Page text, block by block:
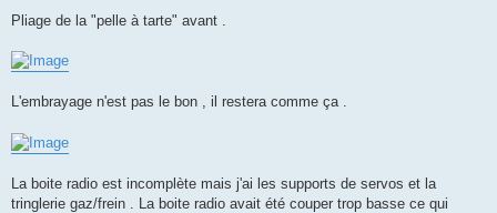
Pliage de la "pelle à tarte" avant .
L'embrayage n'est pas le bon , il restera comme ça .
La boite radio est incomplète mais j'ai les supports de servos et la
tringlerie gaz/frein . La boite radio avait été couper trop basse ce qui